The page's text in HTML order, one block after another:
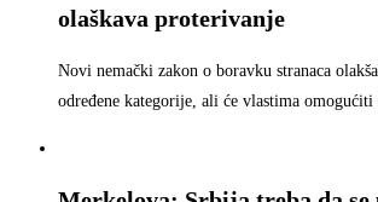
olaškava proterivanje
Novi nemački zakon o boravku stranaca
određene kategorije, ali će vlastima omogućiti